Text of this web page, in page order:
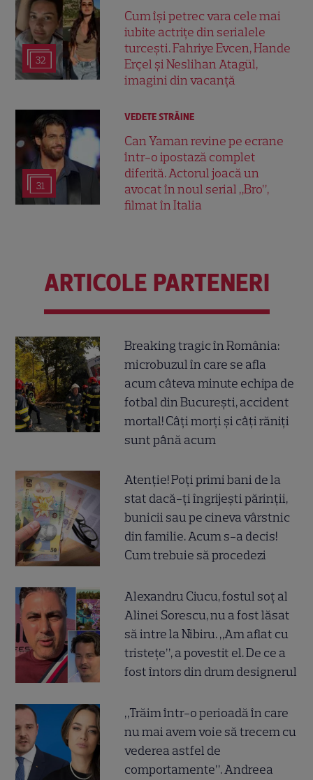
32
Cum își petrec vara cele mai
iubite actrițe din serialele
turcești. Fahriye Evcen, Hande
Erçel și Neslihan Atagül,
imagini din vacanță
31
VEDETE STRĂINE
Can Yaman revine pe ecrane
într-o ipostază complet
diferită. Actorul joacă un
avocat în noul serial „Bro”,
filmat în Italia
ARTICOLE PARTENERI
Breaking tragic în România:
microbuzul în care se afla
acum câteva minute echipa de
fotbal din București, accident
mortal! Câți morți și câți răniți
sunt până acum
Atenție! Poți primi bani de la
stat dacă-ți îngrijești părinții,
bunicii sau pe cineva vârstnic
din familie. Acum s-a decis!
Cum trebuie să procedezi
Alexandru Ciucu, fostul soț al
Alinei Sorescu, nu a fost lăsat
să intre la Nibiru. „Am aflat cu
tristețe”, a povestit el. De ce a
fost întors din drum designerul
„Trăim într-o perioadă în care
nu mai avem voie să trecem cu
vederea astfel de
comportamente”. Andreea